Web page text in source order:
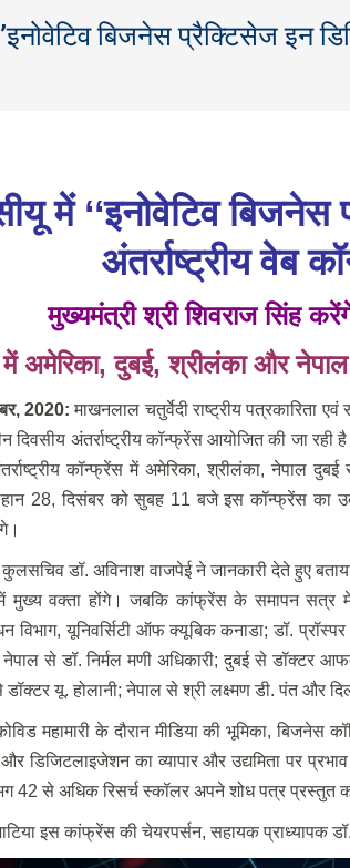
बिजनेस प्रैक्टिसेज इन
में ‘‘इनोवेटिव
अंतर्राष्ट्रीय वेब
मुख्यमंत्री श्री शिवराज सिंह
अमेरिका, दुबई, श्रीलंका और नेपाल
2020: माखनलाल चतुर्वेदी राष्ट्रीय पत्रकारिता एवं
दिवसीय अंतर्राष्ट्रीय कॉन्फ्रेंस आयोजित की जा
कॉन्फ्रेंस में अमेरिका, श्रीलंका, नेपाल
28, दिसंबर को सुबह 11 बजे इस कॉन्फ्रेंस का
कुलसचिव डॉ. अविनाश वाजपेई ने जानकारी देते हुए
मुख्य वक्ता होंगे। जबकि कांफ्रेंस के समापन सत्र
विभाग, यूनिवर्सिटी ऑफ क्यूबिक कनाडा; डॉ.
से डॉ. निर्मल मणी अधिकारी; दुबई से डॉक्टर
डॉक्टर यू. होलानी; नेपाल से श्री लक्ष्मण डी. पंत और
महामारी के दौरान मीडिया की भूमिका, बिजनेस
डिजिटलाइजेशन का व्यापार और उद्यमिता पर
42 से अधिक रिसर्च स्कॉलर अपने शोध पत्र प्रस्तुत
इस कांफ्रेंस की चेयरपर्सन, सहायक प्राध्यापक